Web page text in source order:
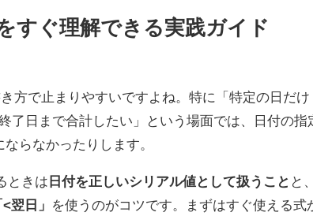
すぐ理解できる実践ガイド
方で止まりやすいですよね。特に「特定の日だけ
了日まで合計したい」という場面では、日付の指
らなかったりします。
ときは 日付を正しいシリアル値として扱うこと と
翌日」
を使うのがコツです。まずはすぐ使える式